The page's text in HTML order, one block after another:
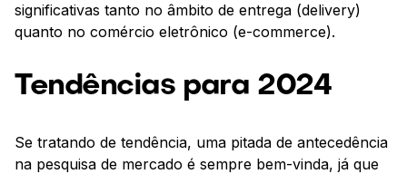
significativas tanto no âmbito de entrega (delivery)
quanto no comércio eletrônico (e-commerce).
Tendências para 2024
Se tratando de tendência, uma pitada de antecedência
na pesquisa de mercado é sempre bem-vinda, já que